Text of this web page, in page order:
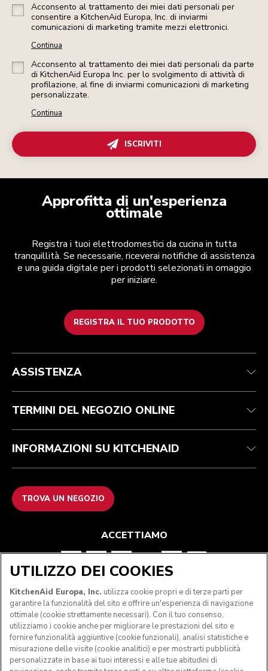
Acconsento al trattamento dei miei dati personali per
consentire a KitchenAid Europa, Inc. di inviarmi
comunicazioni di marketing tramite mezzi elettronici.
Continua
Acconsento al trattamento dei miei dati personali da parte
di KitchenAid Europa Inc. per lo svolgimento di attività di
profilazione, al fine di inviarmi comunicazioni di marketing
personalizzate.
Continua
ISCRIVITI
Approfitta di un'esperienza
ottimale
Registra i tuoi elettrodomestici da cucina in tutta
tranquillità. Se necessarie, riceverai notifiche di assistenza
e una guida digitale per i prodotti selezionati in omaggio
per iniziare.
REGISTRA IL TUO PRODOTTO
Health Check
Traccia il tuo ordine
Garanzia e documentazione
FAQ
Termini e condizioni
Resi e rimborsi
Imprint
ODR
Per il marchio
Trova un negozio
ASSISTENZA
TERMINI DEL NEGOZIO ONLINE
INFORMAZIONI SU KITCHENAID
TROVA UN NEGOZIO
ACCETTIAMO
SEGUICI
UTILIZZO DEI COOKIES
KitchenAid Europa, Inc. utilizza cookie propri e di terze parti per
garantire la funzionalità del sito e offrire un'esperienza di navigazione
ottimale (cookie strettamente necessari). Con il tuo consenso,
utilizziamo i cookie anche per migliorare le prestazioni del sito e
fornire funzionalità aggiuntive (cookie funzionali), analisi statistiche e
misurazione delle visite (cookie analitici) e per mostrarti pubblicità
personalizzate in base ai tuoi interessi e alle tue abitudini di